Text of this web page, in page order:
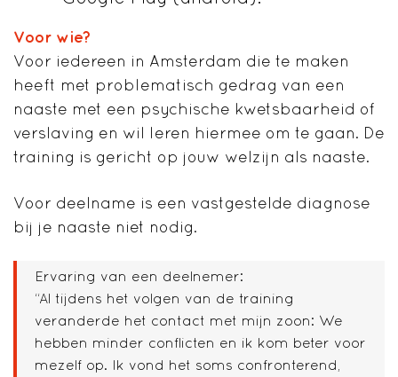
Voor wie?
Voor iedereen in Amsterdam die te maken
heeft met problematisch gedrag van een
naaste met een psychische kwetsbaarheid of
verslaving en wil leren hiermee om te gaan. De
training is gericht op jouw welzijn als naaste.
Voor deelname is een vastgestelde diagnose
bij je naaste niet nodig.
Ervaring van een deelnemer:
“Al tijdens het volgen van de training
veranderde het contact met mijn zoon: We
hebben minder conflicten en ik kom beter voor
mezelf op. Ik vond het soms confronterend,